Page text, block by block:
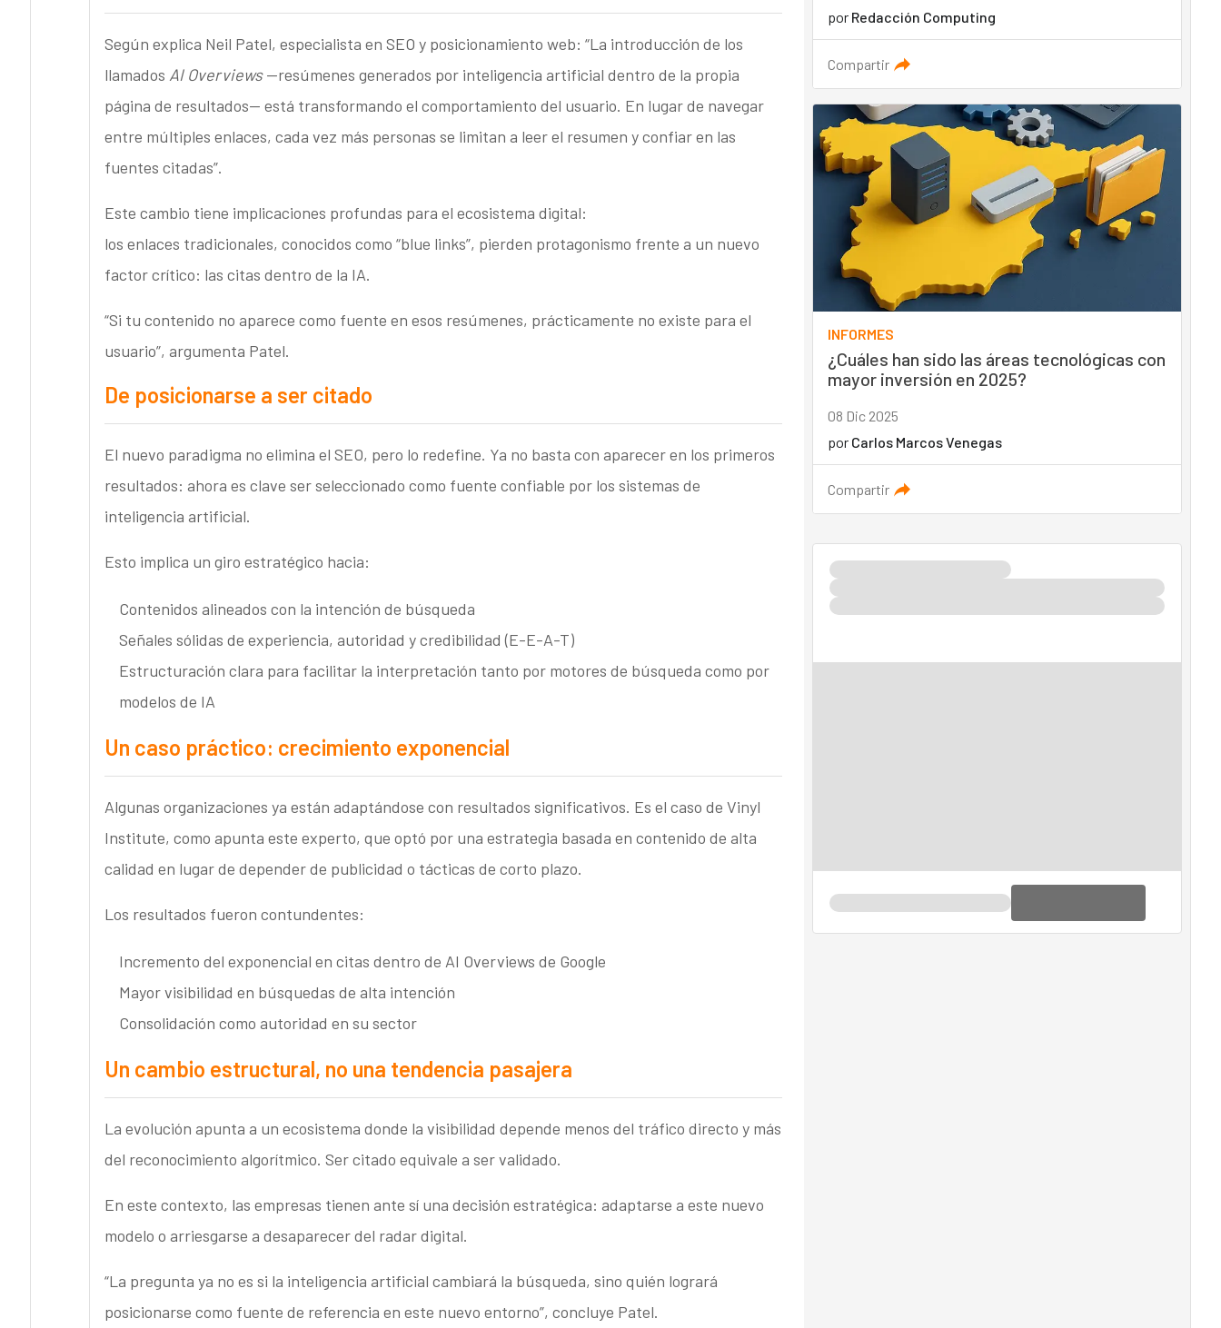
Según explica Neil Patel, especialista en SEO y posicionamiento web: “La introducción de los
llamados AI Overviews—resúmenes generados por inteligencia artificial dentro de la propia
página de resultados— está transformando el comportamiento del usuario. En lugar de navegar
entre múltiples enlaces, cada vez más personas se limitan a leer el resumen y confiar en las
fuentes citadas”.
Este cambio tiene implicaciones profundas para el ecosistema digital:
los enlaces tradicionales, conocidos como “blue links”, pierden protagonismo frente a un nuevo
factor crítico: las citas dentro de la IA.
“Si tu contenido no aparece como fuente en esos resúmenes, prácticamente no existe para el
usuario”, argumenta Patel.
De posicionarse a ser citado
El nuevo paradigma no elimina el SEO, pero lo redefine. Ya no basta con aparecer en los primeros
resultados: ahora es clave ser seleccionado como fuente confiable por los sistemas de
inteligencia artificial.
Esto implica un giro estratégico hacia:
Contenidos alineados con la intención de búsqueda
Señales sólidas de experiencia, autoridad y credibilidad (E-E-A-T)
Estructuración clara para facilitar la interpretación tanto por motores de búsqueda como por
modelos de IA
Un caso práctico: crecimiento exponencial
Algunas organizaciones ya están adaptándose con resultados significativos. Es el caso de Vinyl
Institute, como apunta este experto, que optó por una estrategia basada en contenido de alta
calidad en lugar de depender de publicidad o tácticas de corto plazo.
Los resultados fueron contundentes:
Incremento del exponencial en citas dentro de AI Overviews de Google
Mayor visibilidad en búsquedas de alta intención
Consolidación como autoridad en su sector
Un cambio estructural, no una tendencia pasajera
La evolución apunta a un ecosistema donde la visibilidad depende menos del tráfico directo y más
del reconocimiento algorítmico. Ser citado equivale a ser validado.
En este contexto, las empresas tienen ante sí una decisión estratégica: adaptarse a este nuevo
modelo o arriesgarse a desaparecer del radar digital.
“La pregunta ya no es si la inteligencia artificial cambiará la búsqueda, sino quién logrará
posicionarse como fuente de referencia en este nuevo entorno”, concluye Patel.
por Redacción Computing
Compartir
INFORMES
¿Cuáles han sido las áreas tecnológicas con
mayor inversión en 2025?
08 Dic 2025
por Carlos Marcos Venegas
Compartir